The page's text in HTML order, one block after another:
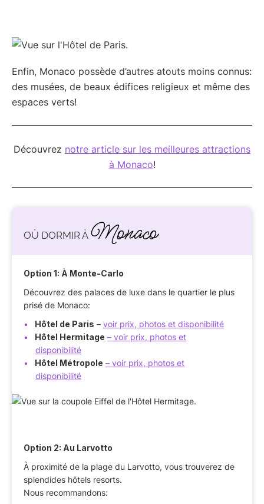
Enfin, Monaco possède d’autres atouts moins connus:
des musées, de beaux édifices religieux et même des
espaces verts!
Découvrez notre article sur les meilleures attractions
à Monaco!
OÙ DORMIR À Monaco
Option 1: À Monte-Carlo
Découvrez des palaces de luxe dans le quartier le plus
prisé de Monaco:
Hôtel de Paris – voir prix, photos et disponibilité
Hôtel Hermitage – voir prix, photos et
disponibilité
Hôtel Métropole – voir prix, photos et
disponibilité
Option 2: Au Larvotto
À proximité de la plage du Larvotto, vous trouverez de
splendides hôtels resorts.
Nous recommandons: